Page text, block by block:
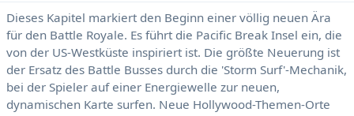
Dieses Kapitel markiert den Beginn einer völlig neuen Ära
für den Battle Royale. Es führt die Pacific Break Insel ein, die
von der US-Westküste inspiriert ist. Die größte Neuerung ist
der Ersatz des Battle Busses durch die 'Storm Surf'-Mechanik,
bei der Spieler auf einer Energiewelle zur neuen,
dynamischen Karte surfen. Neue Hollywood-Themen-Orte